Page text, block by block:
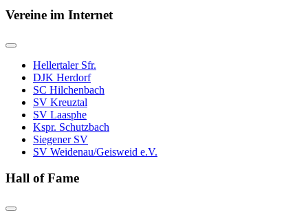
Vereine im Internet
Hellertaler Sfr.
DJK Herdorf
SC Hilchenbach
SV Kreuztal
SV Laasphe
Kspr. Schutzbach
Siegener SV
SV Weidenau/Geisweid e.V.
Hall of Fame